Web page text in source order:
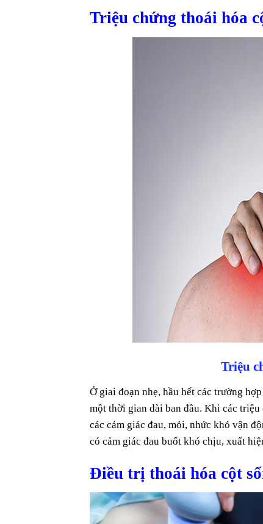
Triệu chứng thoái hóa
Triệu
Ở giai đoạn nhẹ, hầu hết các trường
một thời gian dài ban đầu. Khi các
các cảm giác đau, mỏi, nhức khó vận
có cảm giác đau buốt khó chịu, xuất
Điều trị thoái hóa cột